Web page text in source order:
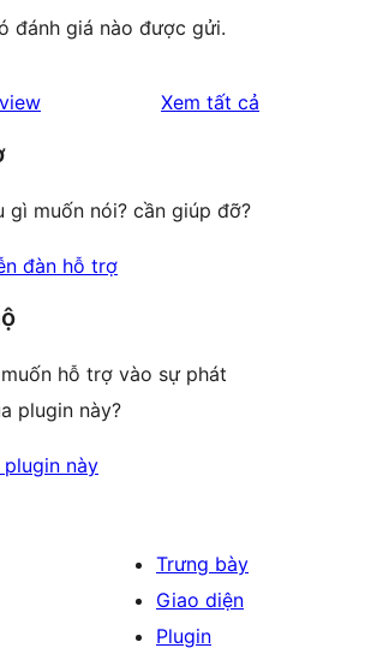
đánh giá nào được gửi.
Xem tất cả
gì muốn nói? cần giúp đỡ?
đàn hỗ trợ
hỗ trợ vào sự phát
plugin này?
plugin này
Trưng bày
Giao diện
Plugin